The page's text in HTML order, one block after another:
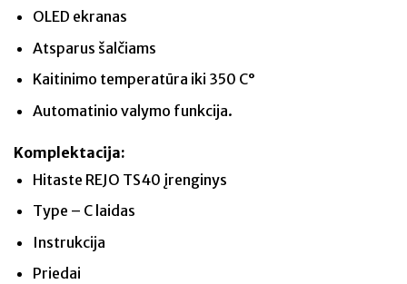
OLED ekranas
Atsparus šalčiams
Kaitinimo temperatūra iki 350 C°
Automatinio valymo funkcija.
Komplektacija:
Hitaste REJO TS40 įrenginys
Type – C laidas
Instrukcija
Priedai